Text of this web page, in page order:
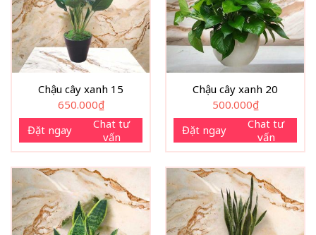
Chậu cây xanh 15
650.000₫
Đặt ngay
Chat tư
vấn
Chậu cây xanh 20
500.000₫
Đặt ngay
Chat tư
vấn